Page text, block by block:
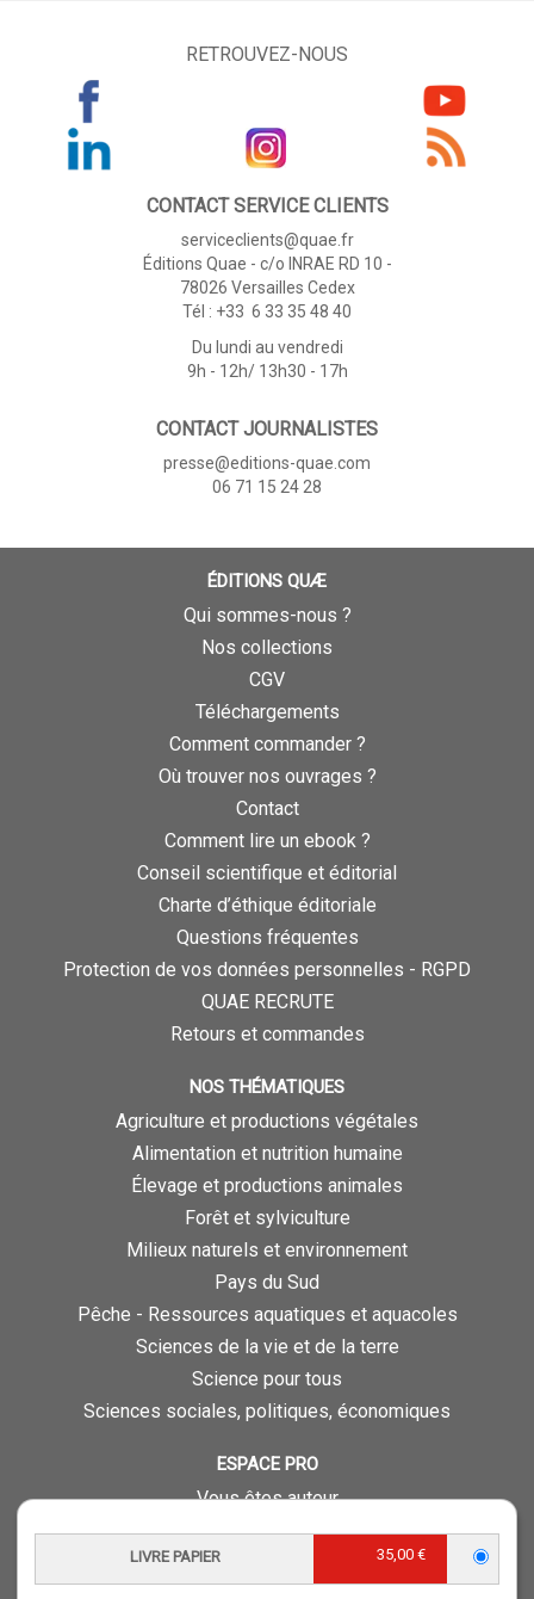
LIVRE PAPIER 35,00 €
RETROUVEZ-NOUS
CONTACT SERVICE CLIENTS
serviceclients@quae.fr
Éditions Quae - c/o INRAE RD 10 -
78026 Versailles Cedex
Tél : +33 6 33 35 48 40
Du lundi au vendredi
9h - 12h/ 13h30 - 17h
CONTACT JOURNALISTES
presse@editions-quae.com
06 71 15 24 28
ÉDITIONS QUÆ
Qui sommes-nous ?
Nos collections
CGV
Téléchargements
Comment commander ?
Où trouver nos ouvrages ?
Contact
Comment lire un ebook ?
Conseil scientifique et éditorial
Charte d’éthique éditoriale
Questions fréquentes
Protection de vos données personnelles - RGPD
QUAE RECRUTE
Retours et commandes
NOS THÉMATIQUES
Agriculture et productions végétales
Alimentation et nutrition humaine
Élevage et productions animales
Forêt et sylviculture
Milieux naturels et environnement
Pays du Sud
Pêche - Ressources aquatiques et aquacoles
Sciences de la vie et de la terre
Science pour tous
Sciences sociales, politiques, économiques
ESPACE PRO
Vous êtes auteur
Vous êtes journaliste
Vous êtes libraire